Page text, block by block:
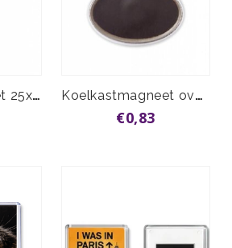
Koelkastmagneet 25x25mm vanaf Koelkastmagneet ovaal 45x70 mm vanaf
€0,83